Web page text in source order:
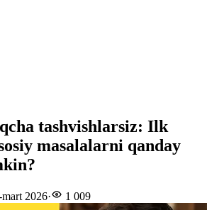
tashvishlarsiz: Ilk
masalalarni qanday
2026· 1 009